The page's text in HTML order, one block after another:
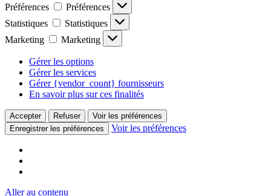
Préférences
Préférences
Statistiques
Statistiques
Marketing
Marketing
Gérer les options
Gérer les services
Gérer {vendor_count} fournisseurs
En savoir plus sur ces finalités
Accepter Refuser
Voir les préférences
Enregistrer les préférences
Voir les préférences
Aller au contenu